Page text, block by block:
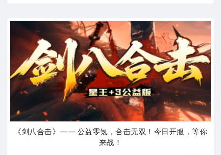
《剑八合击》—— 公益零氪，合击无双！今日开服，等你
来战！